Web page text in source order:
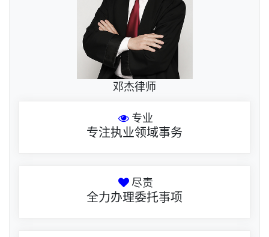
邓杰律师
专业
专注执业领域事务
尽责
全力办理委托事项